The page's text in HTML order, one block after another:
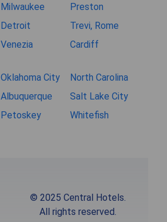
Milwaukee
Preston
Detroit
Trevi, Rome
Venezia Cardiff
Oklahoma City
North Carolina
Albuquerque
Salt Lake City
Petoskey Whitefish
© 2025 Central Hotels.
All rights reserved.